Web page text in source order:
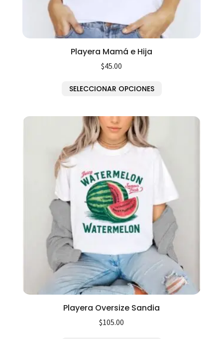
Playera Mamá e Hija
$45.00
SELECCIONAR OPCIONES
Playera Oversize Sandia
$105.00